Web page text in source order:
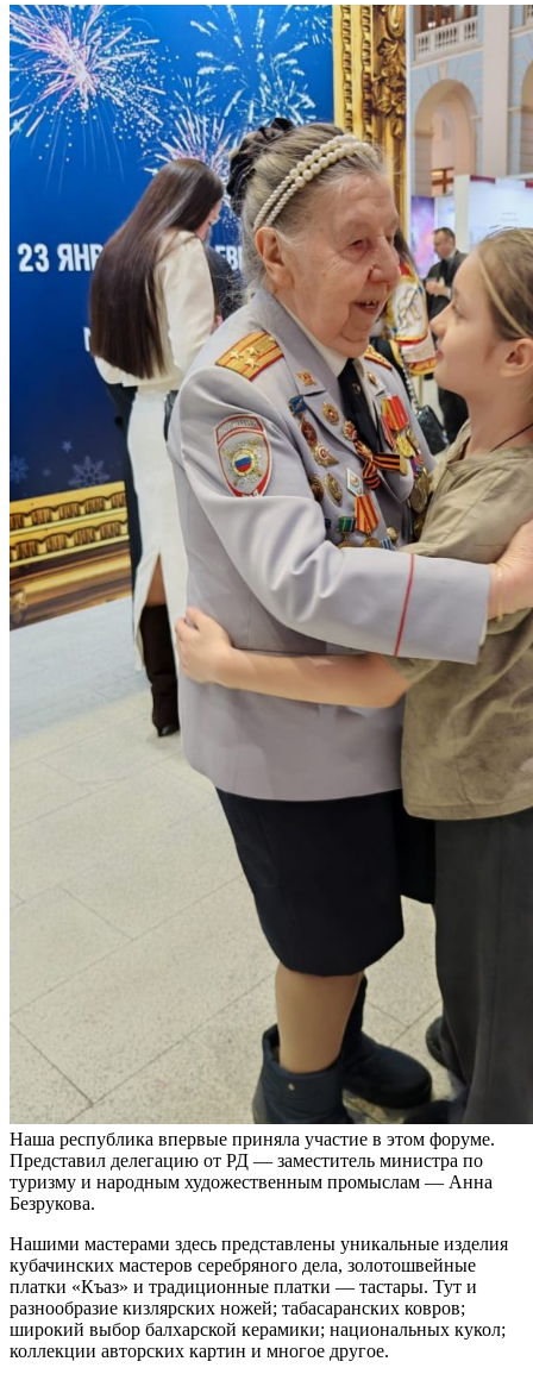
Наша республика впервые приняла участие в этом форуме.
Представил делегацию от РД — заместитель министра по
туризму и народным художественным промыслам — Анна
Безрукова.
Нашими мастерами здесь представлены уникальные изделия
кубачинских мастеров серебряного дела, золотошвейные
платки «Къаз» и традиционные платки — тастары. Тут и
разнообразие кизлярских ножей; табасаранских ковров;
широкий выбор балхарской керамики; национальных кукол;
коллекции авторских картин и многое другое.